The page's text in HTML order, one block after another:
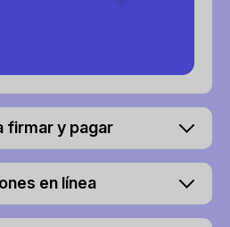
firmar y pagar
en línea